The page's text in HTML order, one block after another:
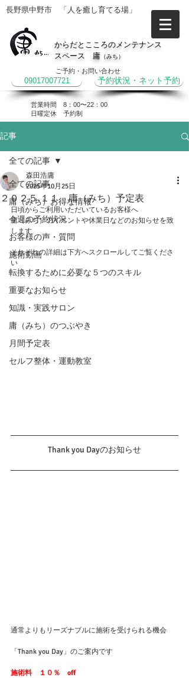
長野県中野市 「人を癒し育てる場」
からだとこころのメンテナンス
スペース 庸 （みち）
ご予約・お問い合わせ
09017007721 予約状況・ネット予約
営業時間 8：00〜22：00
​日曜定休 予約制
記事
全ての記事
庸（みち）お得な情報
今週の予約状況
お客様の声・質問
施術動画
転換するために必要な５つのスキル
重要なお知らせ
知識・実践サロン
庸（みち）のつぶやき
月間予定表
セルフ整体・運動教室
全ての記事
２０２５.１１ 庸（みち）予定表
森田浩庸
2025年10月25日
日頃からご利用いただいているお客様へ
庸（みち）のイベントや休業日などのお知らせを致
します
それぞれの詳細は下方へスクロールしてご覧くださ
い
Thank you Dayのお知らせ
通常よりもリーズナブルに施術を受けられる機会
「Thank you Day」のご案内です
施術料　１０％　off